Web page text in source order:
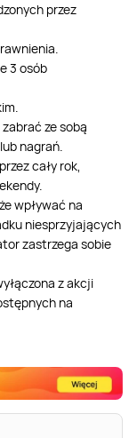
przez
3 osób
ze sobą
nagrań.
cały rok,
wpływać na
niesprzyjających
zastrzega sobie
z akcji
na